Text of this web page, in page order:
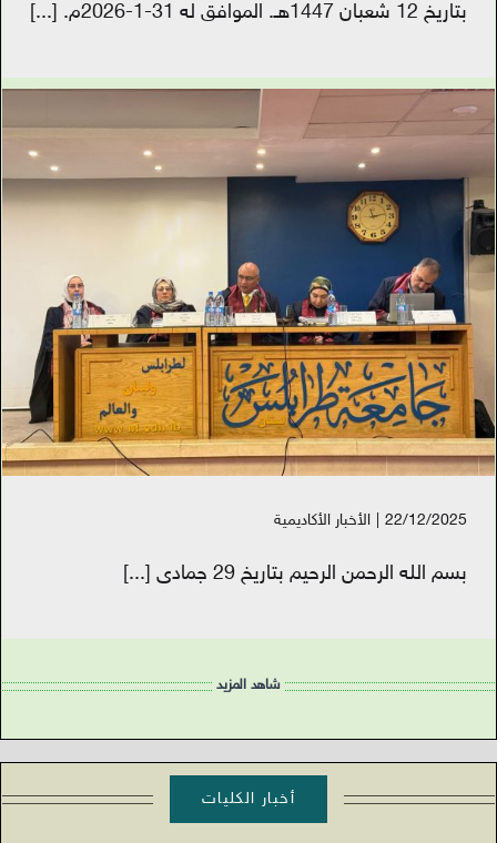
بتاريخ 12 شعبان 1447هـ. الموافق له 31-1-2026م. [...]
22/12/2025 الأخبار الأكاديمية
بسم الله الرحمن الرحيم بتاريخ 29 جمادى [...]
شاهد المزيد
أخبار الكليات